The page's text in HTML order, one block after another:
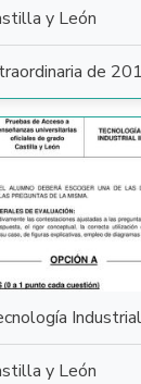
y León
de
Industrial
y León